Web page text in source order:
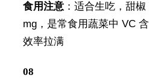
食用注意：适合生吃，甜
mg，是常食用蔬菜中 VC
效率拉满
08